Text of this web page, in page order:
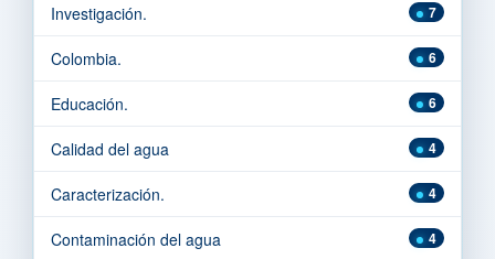
7
Investigación.
6
Colombia.
6
Educación.
4
Calidad del agua
4
Caracterización.
4
Contaminación del agua